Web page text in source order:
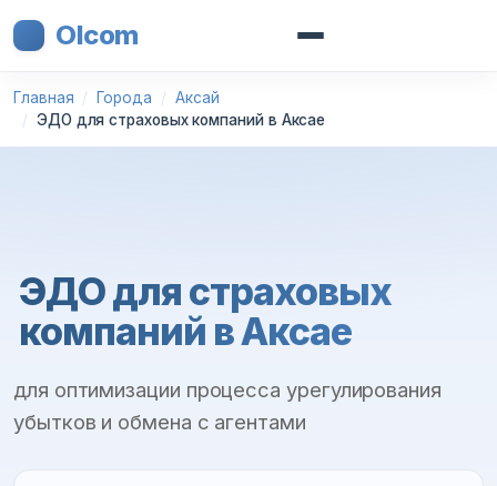
Olcom
Главная Города
Аксай
ЭДО для страховых компаний в Аксае
ЭДО для страховых
компаний в Аксае
для оптимизации процесса урегулирования
убытков и обмена с агентами